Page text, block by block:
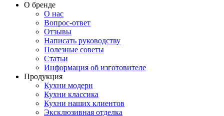
О бренде
О нас
Вопрос-ответ
Отзывы
Написать руководству
Полезные советы
Статьи
Информация об изготовителе
Продукция
Кухни модерн
Кухни классика
Кухни наших клиентов
Эксклюзивная отделка